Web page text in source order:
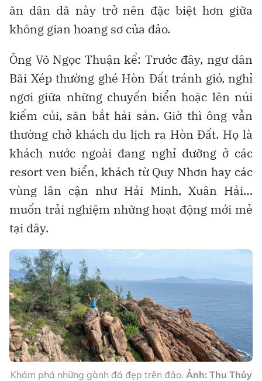
ăn dân dã này trở nên đặc biệt hơn giữa
không gian hoang sơ của đảo.
Ông Võ Ngọc Thuận kể: Trước đây, ngư dân
Bãi Xép thường ghé Hòn Đất tránh gió, nghỉ
ngơi giữa những chuyến biển hoặc lên núi
kiếm củi, săn bắt hải sản. Giờ thì ông vẫn
thường chở khách du lịch ra Hòn Đất. Họ là
khách nước ngoài đang nghỉ dưỡng ở các
resort ven biển, khách từ Quy Nhơn hay các
vùng lân cận như Hải Minh, Xuân Hải…
muốn trải nghiệm những hoạt động mới mẻ
tại đây.
Khám phá những gành đá đẹp trên đảo. Ảnh: Thu Thủy